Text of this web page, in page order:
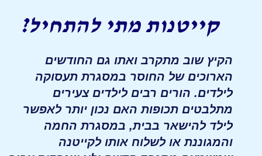
קייטנות מתי להתחיל?
הקיץ שוב מתקרב ואתו גם החודשים
הארוכים של החוסר במסגרת תעסוקה
לילדים. הורים רבים לילדים צעירים
מתלבטים תכופות האם נכון יותר לאפשר
לילד להישאר בבית, במסגרת החמה
והמגוננת או לשלוח אותו לקייטנה